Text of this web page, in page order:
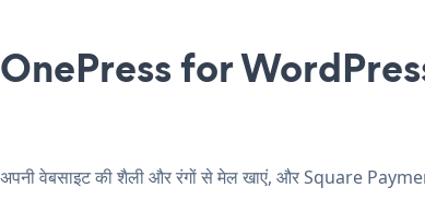
for WordPress
वेबसाइट की शैली और रंगों से मेल खाएं, और Square